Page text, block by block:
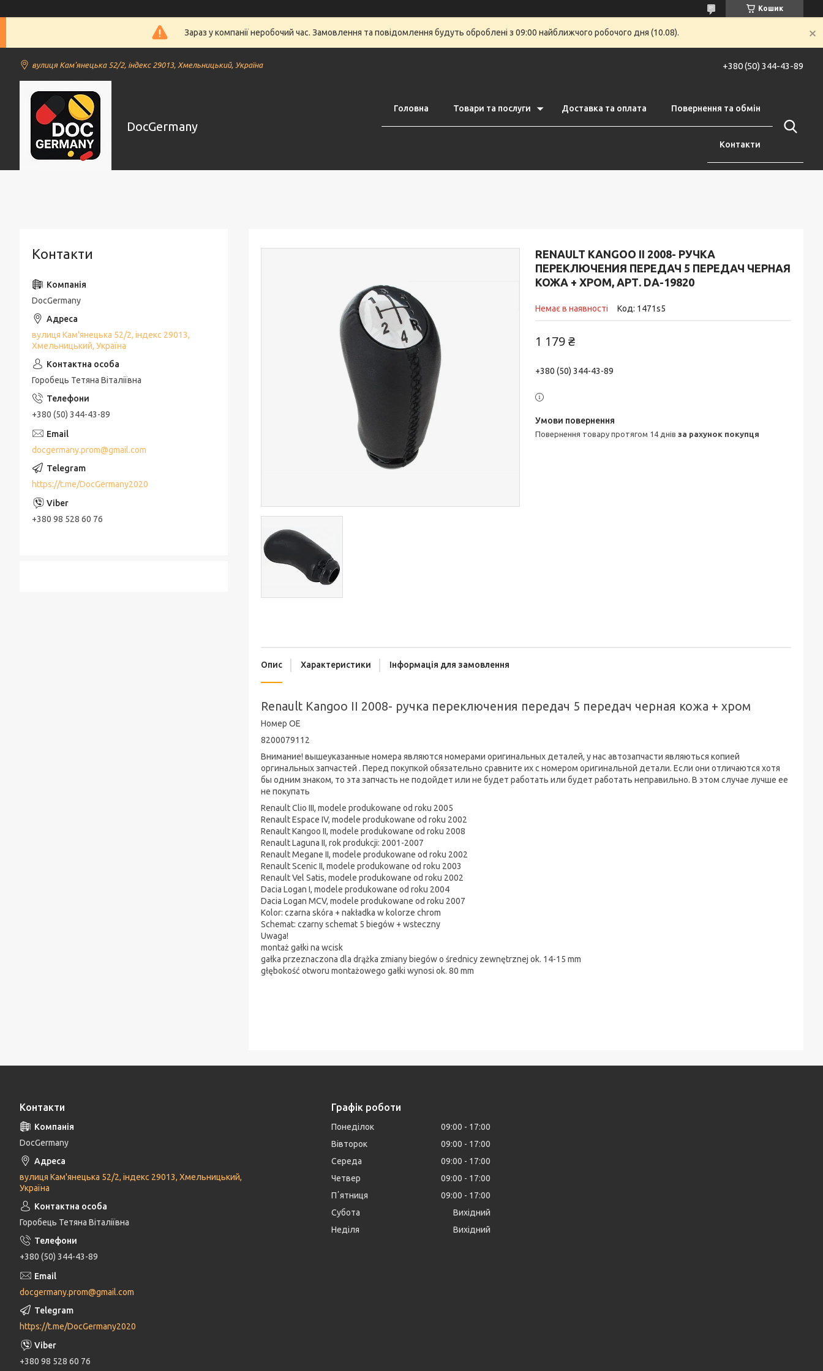
Кошик
Зараз у компанії неробочий час. Замовлення та повідомлення будуть оброблені з 09:00 найближчого робочого дня (10.08).
вулиця Кам'янецька 52/2, індекс 29013, Хмельницький, Україна +380 (50) 344-43-89
DocGermany
Головна Товари та послуги Доставка та оплата Повернення та обмін
Контакти
RENAULT KANGOO II 2008- РУЧКА
ПЕРЕКЛЮЧЕНИЯ ПЕРЕДАЧ 5 ПЕРЕДАЧ ЧЕРНАЯ
КОЖА + ХРОМ, АРТ. DA-19820
Немає в наявності Код: 1471s5
1 179 ₴
+380 (50) 344-43-89
повернення товару протягом 14 днів за рахунок покупця
Опис Характеристики Інформація для замовлення
Renault Kangoo II 2008- ручка переключения передач 5 передач черная кожа + хром
Номер OE
8200079112
Внимание! вышеуказанные номера являются номерами оригинальных деталей, у нас автозапчасти являються копией
оргинальных запчастей . Перед покупкой обязательно сравните их с номером оригинальной детали. Если они отличаются хотя
бы одним знаком, то эта запчасть не подойдет или не будет работать или будет работать неправильно. В этом случае лучше ее
не покупать
Renault Clio III, modele produkowane od roku 2005
Renault Espace IV, modele produkowane od roku 2002
Renault Kangoo II, modele produkowane od roku 2008
Renault Laguna II, rok produkcji: 2001-2007
Renault Megane II, modele produkowane od roku 2002
Renault Scenic II, modele produkowane od roku 2003
Renault Vel Satis, modele produkowane od roku 2002
Dacia Logan I, modele produkowane od roku 2004
Dacia Logan MCV, modele produkowane od roku 2007
Kolor: czarna skóra + nakładka w kolorze chrom
Schemat: czarny schemat 5 biegów + wsteczny
Uwaga!
montaż gałki na wcisk
gałka przeznaczona dla drążka zmiany biegów o średnicy zewnętrznej ok. 14-15 mm
głębokość otworu montażowego gałki wynosi ok. 80 mm
Контакти
DocGermany
вулиця Кам'янецька 52/2, індекс 29013,
Хмельницький, Україна
Горобець Тетяна Віталіївна
+380 (50) 344-43-89
docgermany.prom@gmail.com
https://t.me/DocGermany2020
+380 98 528 60 76
Контакти
DocGermany
вулиця Кам'янецька 52/2, індекс 29013, Хмельницький,
Україна
Горобець Тетяна Віталіївна
+380 (50) 344-43-89
docgermany.prom@gmail.com
https://t.me/DocGermany2020
+380 98 528 60 76
Графік роботи
Понеділок 09:00
17:00
Вівторок
09:00
17:00
Середа
09:00
17:00
Четвер
09:00
17:00
Пʼятниця
09:00
17:00
Субота
Вихідний
Неділя
Вихідний